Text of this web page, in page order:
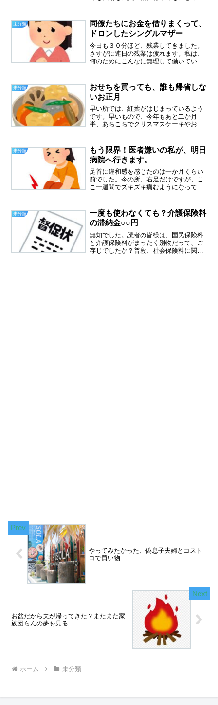
前期高齢者と呼ばれる年齢になってまし
た。体は正直ですね、体力の...
未分類
同僚たちにお金を借りまくって、
ドロンしたシングルマザー
今日も３０分ほど、残業してきました。
さすがに連日の残業は疲れます。私は、
何のためにこんなに無理して働いている
同僚がいました、まず思い出すのは亡く
なってしまったパートさん...
未分類
おせちを買っても、誰も帰省しな
いお正月
早い所では、紅葉がはじまっているよう
です。早いもので、今年もあと二か月
半、あちこちでクリスマスケーキやおせ
は、お正月休みはなかったのだけど、来
年はどうやら一日二日と休みら...
未分類
もう限界！医者嫌いの私が、明日
病院へ行きます。
足首に違和感を感じたのは一か月くらい
前でした。今の所、右足だけですが、こ
こ一週間でズキズキ痛むようになってき
仕事はもう無理なのか。明日、整形外科
を受診します。今日は、痛...
未分類
一度も使わなくても？介護保険料
の滞納金○○円
無知でした。読者の皆様は、国民保険料
と介護保険料がまったく別物だって、ご
存じでしたか？普段、社会保険料に関し
やってみたかった、偽息子夫婦とコスト
コで買い物
お盆だから夫が帰ってきた？またまた家
族団らんの夢を見る
ホーム 未分類